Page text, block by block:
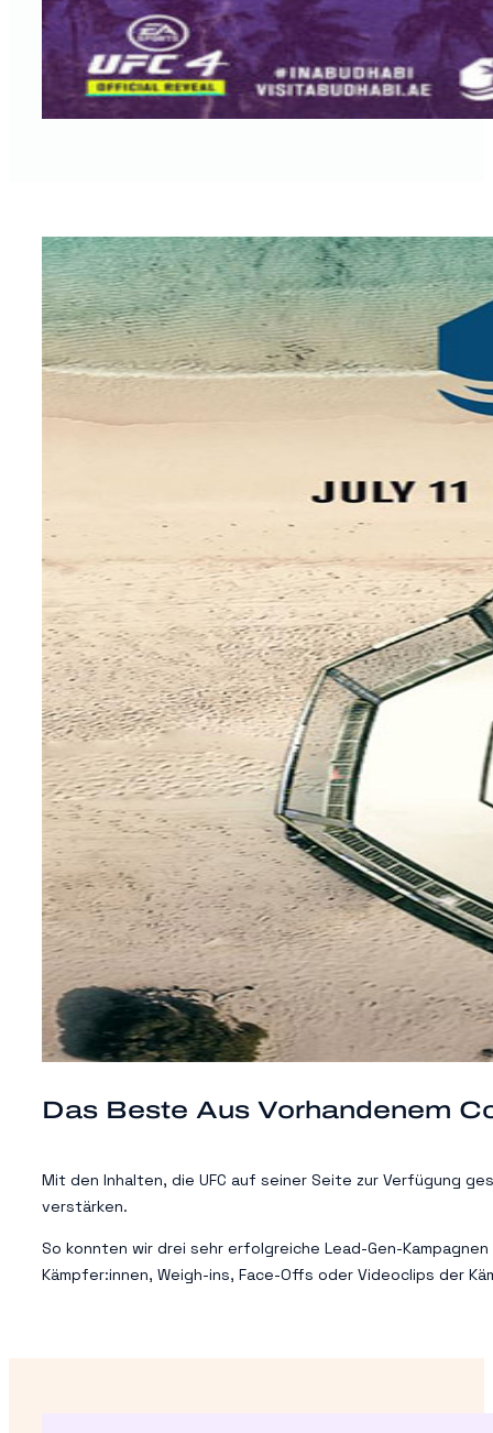
Das Beste Aus Vorhandenem
Mit den Inhalten, die UFC auf seiner Seite zur Verfügung
verstärken.
So konnten wir drei sehr erfolgreiche Lead-Gen-
Kämpfer:innen, Weigh-ins, Face-Offs oder Videoclips der